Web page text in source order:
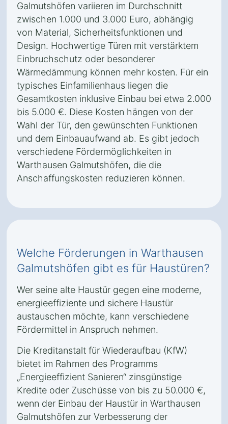
Galmutshöfen variieren im Durchschnitt
zwischen 1.000 und 3.000 Euro, abhängig
von Material, Sicherheitsfunktionen und
Design. Hochwertige Türen mit verstärktem
Einbruchschutz oder besonderer
Wärmedämmung können mehr kosten. Für ein
typisches Einfamilienhaus liegen die
Gesamtkosten inklusive Einbau bei etwa 2.000
bis 5.000 €. Diese Kosten hängen von der
Wahl der Tür, den gewünschten Funktionen
und dem Einbauaufwand ab. Es gibt jedoch
verschiedene Fördermöglichkeiten in
Warthausen Galmutshöfen, die die
Anschaffungskosten reduzieren können.
Welche Förderungen in Warthausen
Galmutshöfen gibt es für Haustüren?
Wer seine alte Haustür gegen eine moderne,
energieeffiziente und sichere Haustür
austauschen möchte, kann verschiedene
Fördermittel in Anspruch nehmen.
Die Kreditanstalt für Wiederaufbau (KfW)
bietet im Rahmen des Programms
„Energieeffizient Sanieren“ zinsgünstige
Kredite oder Zuschüsse von bis zu 50.000 €,
wenn der Einbau der Haustür in Warthausen
Galmutshöfen zur Verbesserung der